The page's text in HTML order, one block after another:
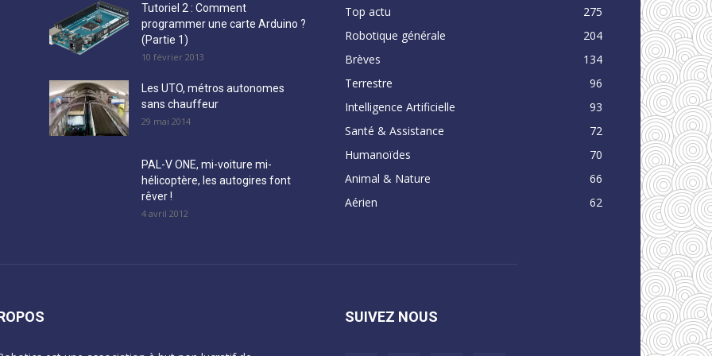
Tutoriel 2 : Comment
programmer une carte Arduino ?
(Partie 1)
10 février 2013
Les UTO, métros autonomes
sans chauffeur
29 mai 2014
PAL-V ONE, mi-voiture mi-
hélicoptère, les autogires font
rêver !
4 avril 2012
Top actu
275
Robotique générale
204
Brèves
134
Terrestre
96
Intelligence Artificielle
93
Santé & Assistance
72
Humanoïdes
70
Animal & Nature
66
Aérien
62
SUIVEZ NOUS